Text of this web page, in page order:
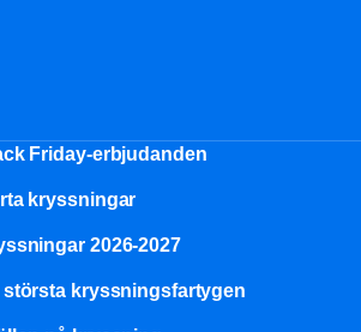
Friday-erbjudanden
kryssningar
2026-2027
största kryssningsfartygen